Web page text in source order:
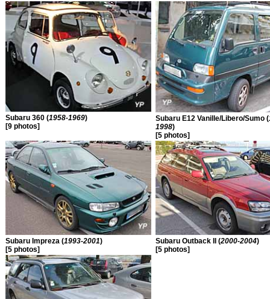
Subaru 360 (1958-1969)
[9 photos]
Subaru E12 Vanille/Libero/Sumo (
1998)
[5 photos]
Subaru Impreza (1993-2001)
[5 photos]
Subaru Outback II (2000-2004)
[5 photos]